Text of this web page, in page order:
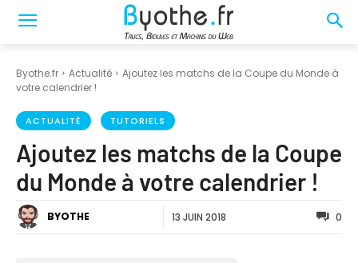
Byothe.fr Actualité
Ajoutez les matchs de la Coupe du Monde à
votre calendrier !
ACTUALITÉ TUTORIELS
Ajoutez les matchs de la Coupe
du Monde à votre calendrier !
BYOTHE 13 JUIN 2018 0